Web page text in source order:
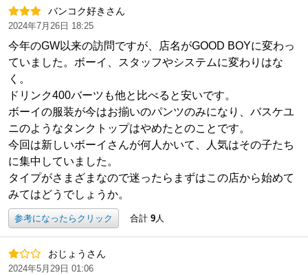
バンコク好きさん
2024年7月26日 18:25
今年のGW以来の訪問ですが、店名がGOOD BOYに変わっ
ていました。ボーイ、スタッフやシステムに変わりはな
く。
ドリンク400バーツも他と比べると安いです。
ボーイの服装が今はお揃いのパンツのみになり、バスケユ
ニのようなタンクトップはやめたとのことです。
今回は新しいボーイさんが何人かいて、人気はその子たち
に集中していました。
タイプがさまざまなので迷ったらまずはこの店から始めて
みてはどうでしょうか。
参考になったらクリック 合計 9人
おじょうさん
2024年5月29日 01:06